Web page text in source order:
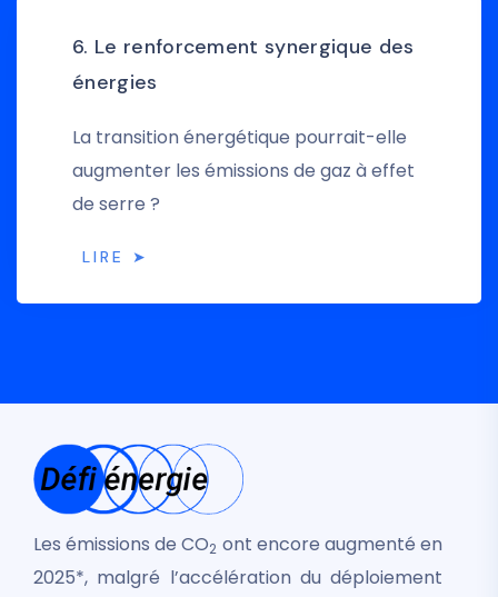
6. Le renforcement synergique des
énergies
La transition énergétique pourrait-elle
augmenter les émissions de gaz à effet
de serre ?
LIRE ➤
Les émissions de CO2 ont encore augmenté en
2025*, malgré l’accélération du déploiement